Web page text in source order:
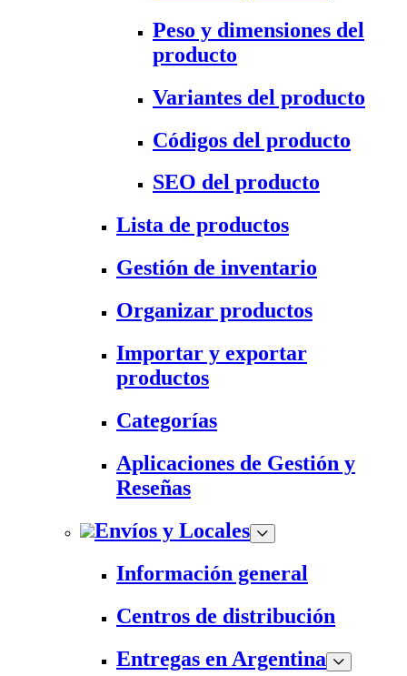
Peso y dimensiones del
producto
Variantes del producto
Códigos del producto
SEO del producto
Lista de productos
Gestión de inventario
Organizar productos
Importar y exportar
productos
Categorías
Aplicaciones de Gestión y
Reseñas
Envíos y Locales
Información general
Centros de distribución
Entregas en Argentina